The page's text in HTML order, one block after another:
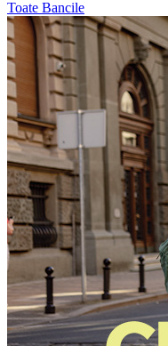
Toate Bancile